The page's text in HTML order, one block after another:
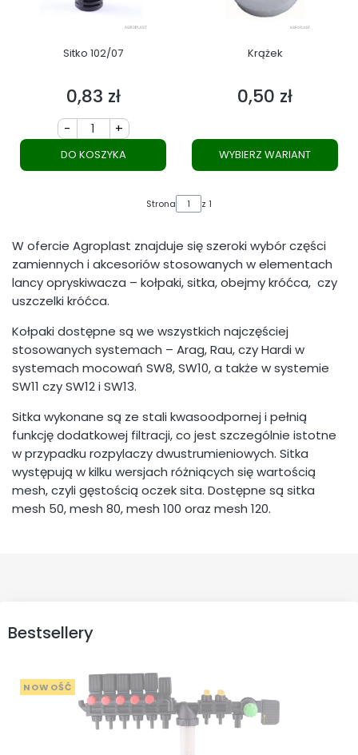
Sitko 102/07
Cena
0,83 zł
- +
DO KOSZYKA
Krążek
Cena
0,50 zł
WYBIERZ WARIANT
Strona z 1
W ofercie Agroplast znajduje się szeroki wybór części
zamiennych i akcesoriów stosowanych w elementach
lancy opryskiwacza – kołpaki, sitka, obejmy króćca, czy
uszczelki króćca.
Kołpaki dostępne są we wszystkich najczęściej
stosowanych systemach – Arag, Rau, czy Hardi w
systemach mocowań SW8, SW10, a także w systemie
SW11 czy SW12 i SW13.
Sitka wykonane są ze stali kwasoodpornej i pełnią
funkcję dodatkowej filtracji, co jest szczególnie istotne
w przypadku rozpylaczy dwustrumieniowych. Sitka
występują w kilku wersjach różniących się wartością
mesh, czyli gęstością oczek sita. Dostępne są sitka
mesh 50, mesh 80, mesh 100 oraz mesh 120.
Bestsellery
NOWOŚĆ